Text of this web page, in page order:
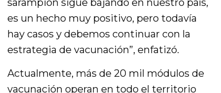
es un hecho muy positivo, pero todavía
hay casos y debemos continuar con la
estrategia de vacunación”, enfatizó.
Actualmente, más de 20 mil módulos de
vacunación operan en todo el territorio